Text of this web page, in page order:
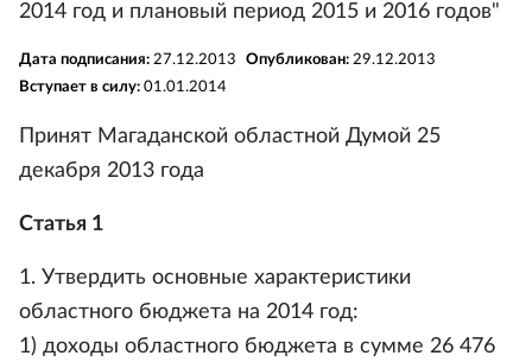
2014 год и плановый период 2015 и 2016 годов"
Дата подписания: 27.12.2013 Опубликован: 29.12.2013
Вступает в силу: 01.01.2014
Принят Магаданской областной Думой 25
декабря 2013 года
Статья 1
1. Утвердить основные характеристики
областного бюджета на 2014 год:
1) доходы областного бюджета в сумме 26 476